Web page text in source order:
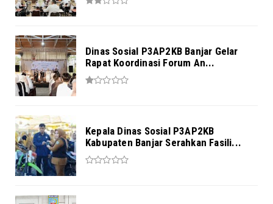
Dinas Sosial P3AP2KB Banjar Gelar
Rapat Koordinasi Forum An...
Kepala Dinas Sosial P3AP2KB
Kabupaten Banjar Serahkan Fasili...